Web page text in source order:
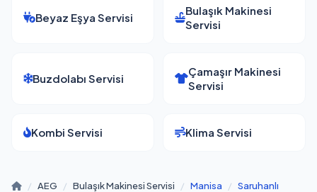
Beyaz Eşya Servisi
Bulaşık Makinesi
Servisi
Buzdolabı Servisi
Çamaşır Makinesi
Servisi
Kombi Servisi Klima Servisi
/ AEG / Bulaşık Makinesi Servisi / Manisa / Saruhanlı